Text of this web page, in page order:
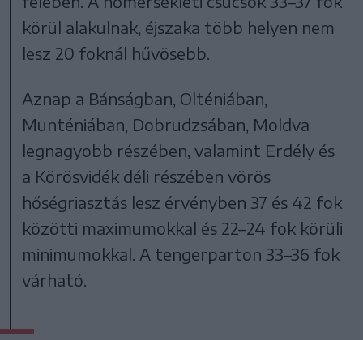
körül alakulnak, éjszaka több helyen nem
lesz 20 foknál hűvösebb.
Aznap a Bánságban, Olténiában,
Munténiában, Dobrudzsában, Moldva
legnagyobb részében, valamint Erdély és
a Körösvidék déli részében vörös
hőségriasztás lesz érvényben 37 és 42 fok
közötti maximumokkal és 22–24 fok körüli
minimumokkal. A tengerparton 33–36 fok
várható.